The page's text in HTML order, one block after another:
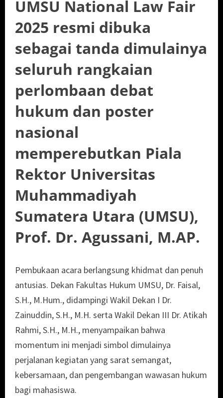
UMSU National Law Fair
2025 resmi dibuka
sebagai tanda dimulainya
seluruh rangkaian
perlombaan debat
hukum dan poster
nasional
memperebutkan Piala
Rektor Universitas
Muhammadiyah
Sumatera Utara (UMSU),
Prof. Dr. Agussani, M.AP.
Pembukaan acara berlangsung khidmat dan penuh
antusias. Dekan Fakultas Hukum UMSU, Dr. Faisal,
S.H., M.Hum., didampingi Wakil Dekan I Dr.
Zainuddin, S.H., M.H. serta Wakil Dekan III Dr. Atikah
Rahmi, S.H., M.H., menyampaikan bahwa
momentum ini menjadi simbol dimulainya
perjalanan kegiatan yang sarat semangat,
kebersamaan, dan pengembangan wawasan hukum
bagi mahasiswa.